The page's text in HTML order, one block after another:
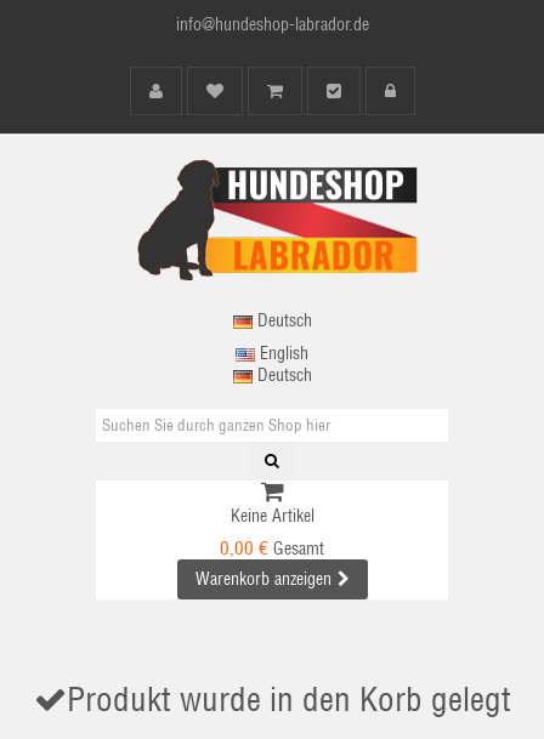
info@hundeshop-labrador.de
Deutsch
English
Deutsch
Keine Artikel
0,00 € Gesamt
Warenkorb anzeigen
Produkt wurde in den Korb gelegt